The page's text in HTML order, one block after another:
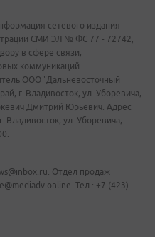
сетевого издания
СМИ ЭЛ № ФС 77 - 72742,
в сфере связи,
коммуникаций
ООО "Дальневосточный
г. Владивосток, ул. Уборевича,
Дмитрий Юрьевич. Адрес
Владивосток, ул. Уборевича,
Отдел продаж
Тел.: +7 (423)